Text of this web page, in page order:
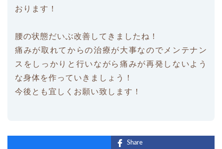
おります！
腰の状態だいぶ改善してきましたね！
痛みが取れてからの治療が大事なのでメンテナン
スをしっかりと行いながら痛みが再発しないよう
な身体を作っていきましょう！
今後とも宜しくお願い致します！
Share